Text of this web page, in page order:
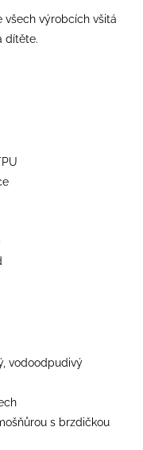
všech výrobcích všitá
dítěte.
vodoodpudivý
s brzdičkou